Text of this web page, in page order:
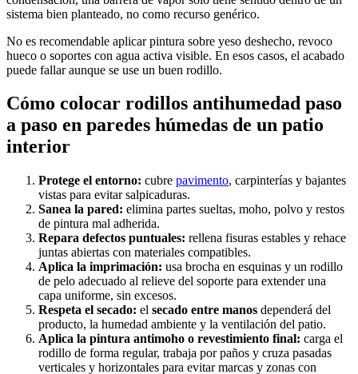
sistema bien planteado, no como recurso genérico.
No es recomendable aplicar pintura sobre yeso deshecho, revoco
hueco o soportes con agua activa visible. En esos casos, el acabado
puede fallar aunque se use un buen rodillo.
Cómo colocar rodillos antihumedad paso
a paso en paredes húmedas de un patio
interior
Protege el entorno: cubre pavimento, carpinterías y bajantes
vistas para evitar salpicaduras.
Sanea la pared: elimina partes sueltas, moho, polvo y restos
de pintura mal adherida.
Repara defectos puntuales: rellena fisuras estables y rehace
juntas abiertas con materiales compatibles.
Aplica la imprimación: usa brocha en esquinas y un rodillo
de pelo adecuado al relieve del soporte para extender una
capa uniforme, sin excesos.
Respeta el secado: el secado entre manos dependerá del
producto, la humedad ambiente y la ventilación del patio.
Aplica la pintura antimoho o revestimiento final: carga el
rodillo de forma regular, trabaja por paños y cruza pasadas
verticales y horizontales para evitar marcas y zonas con